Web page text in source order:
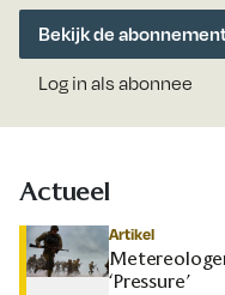
Bekijk de
Log in als abonnee
Actueel
Artikel
‘Pressure’